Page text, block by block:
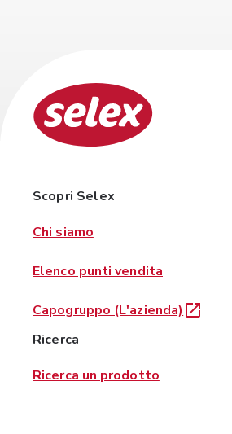
Scopri Selex
Chi siamo
Elenco punti vendita
Capogruppo (L'azienda)
Ricerca
Ricerca un prodotto